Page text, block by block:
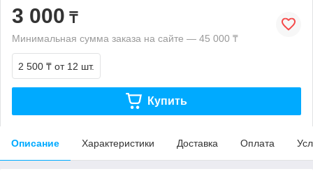
3 000 ₸
Минимальная сумма заказа на сайте — 45 000 ₸
2 500 ₸ от 12 шт.
Купить
Описание Характеристики Доставка Оплата